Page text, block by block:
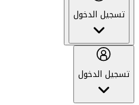
تسجيل الدخول
تسجيل الدخول